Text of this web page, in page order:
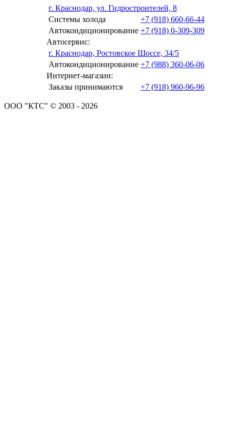
г. Краснодар, ул. Гидростроителей, 8
Системы холода
+7 (918) 660-66-44
Автокондиционирование +7 (918) 0-309-309
Автосервис:
г. Краснодар, Ростовское Шоссе, 34/5
Автокондиционирование +7 (988) 360-06-06
Интернет-магазин:
Заказы принимаются
+7 (918) 960-96-96
ООО "КТС" © 2003 - 2026